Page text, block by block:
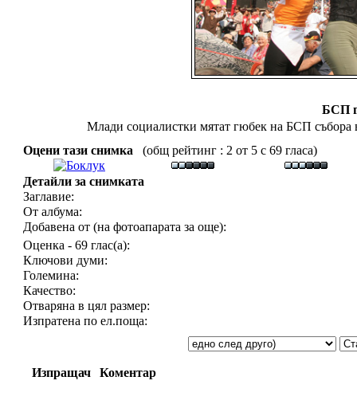
БСП
Млади социалистки мятат гюбек на БСП
Оцени тази снимка
(общ рейтинг : 2 от 5 с 69 гласа)
Детайли за снимката
Заглавие:
От албума:
Добавена от (на фотоапарата за още):
Оценка - 69 глас(а):
Ключови думи:
Големина:
Качество:
Отваряна в цял размер:
Изпратена по ел.поща:
Изпращач Коментар